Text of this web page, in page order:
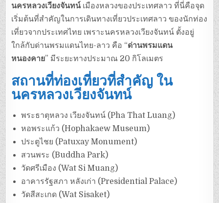
นครหลวงเวียงจันทน์เมืองหลวงของประเทศลาว ที่นี่คือจุด
เริ่มต้นที่สำคัญในการเดินทางเที่ยวประเทศลาว ของนักท่อง
เที่ยวจากประเทศไทย เพราะนครหลวงเวียงจันทน์ ตั้งอยู่
ใกล้กับด่านพรมแดนไทย-ลาว คือ “ด่านพรมแดน
หนองคาย” มีระยะทางประมาณ 20 กิโลเมตร
สถานที่ท่องเที่ยวที่สำคัญ ใน
นครหลวงเวียงจันทน์
พระธาตุหลวง เวียงจันทน์ (Pha That Luang)
หอพระแก้ว (Hophakaew Museum)
ประตูไชย (Patuxay Monument)
สวนพระ (Buddha Park)
วัดศรีเมือง (Wat Si Muang)
อาคารรัฐสภา หลังเก่า (Presidential Palace)
วัดสีสะเกด (Wat Sisaket)